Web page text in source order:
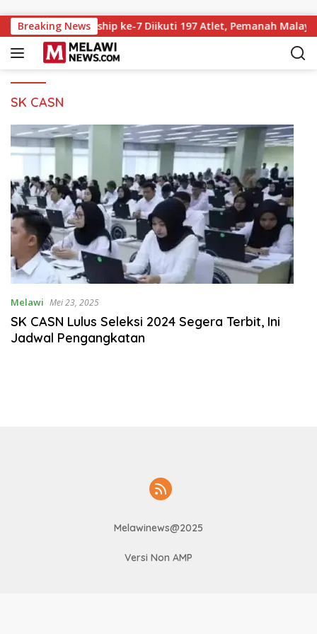
Breaking News
Championship ke-7 Diikuti 197 Atlet, Pemanah
SK CASN
Melawi Mei 23, 2025
SK CASN Lulus Seleksi 2024 Segera Terbit, Ini
Jadwal Pengangkatan
Melawinews@2025
Versi Non AMP